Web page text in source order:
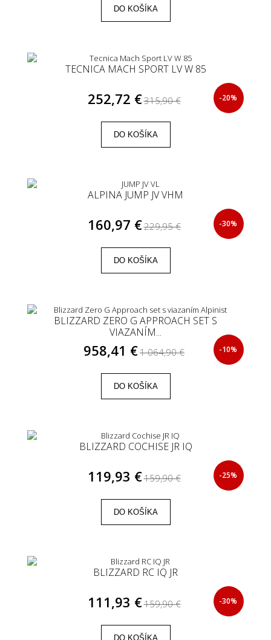
DO KOŠÍKA
TECNICA MACH SPORT LV W 85
252,72 €315,90 € -20%
DO KOŠÍKA
ALPINA JUMP JV VHM
160,97 €229,95 € -30%
DO KOŠÍKA
BLIZZARD ZERO G APPROACH SET S
VIAZANÍM...
958,41 €1 064,90 € -10%
DO KOŠÍKA
BLIZZARD COCHISE JR IQ
119,93 €159,90 € -25%
DO KOŠÍKA
BLIZZARD RC IQ JR
111,93 €159,90 € -30%
DO KOŠÍKA